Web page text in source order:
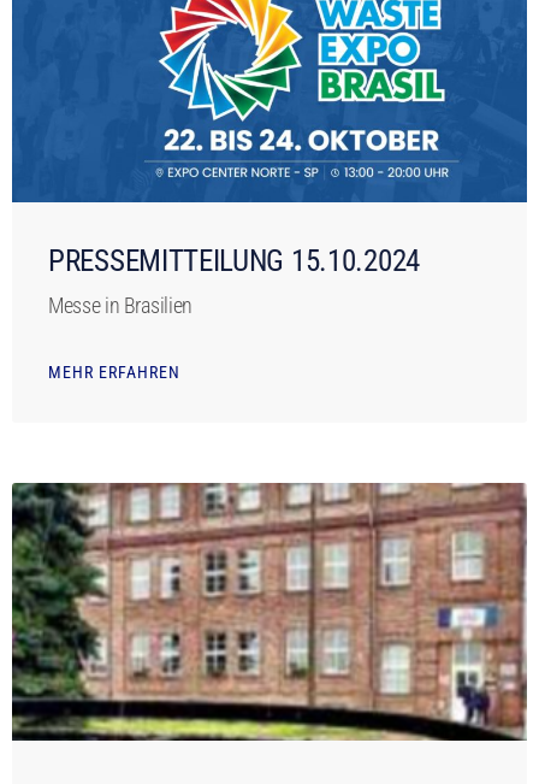
PRESSEMITTEILUNG 15.10.2024
Messe in Brasilien
MEHR ERFAHREN